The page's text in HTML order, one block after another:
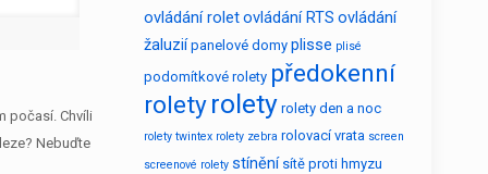
počasí. Chvíli
Nebuďte
ovládání roletovládání RTS ovládání
žaluzií panelové domy plisse plisé
podomítkové rolety předokenní
roletyrolety rolety den a noc
rolety twintex rolety zebra rolovací vrata screen
screenové rolety stínění sítě proti hmyzu